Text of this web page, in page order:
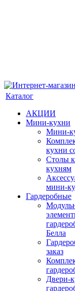
Каталог
АКЦИИ
Мини-кухни
Мини-
кухни
Столы
кухням
мини-
Гардеробные
Белла
заказ
Двери-